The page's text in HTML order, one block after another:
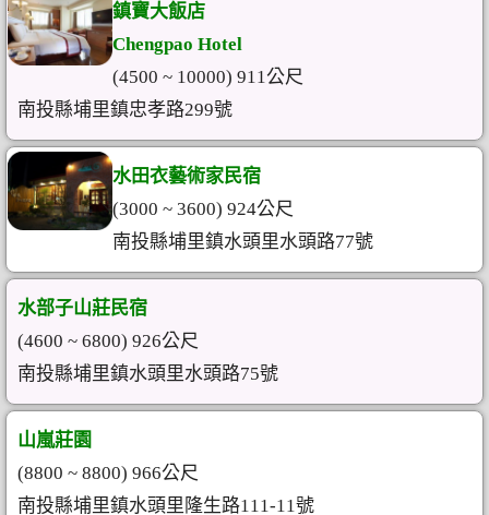
鎮寶大飯店
Chengpao Hotel
(4500 ~ 10000) 911公尺
南投縣埔里鎮忠孝路299號
水田衣藝術家民宿
(3000 ~ 3600) 924公尺
南投縣埔里鎮水頭里水頭路77號
水部子山莊民宿
(4600 ~ 6800) 926公尺
南投縣埔里鎮水頭里水頭路75號
山嵐莊園
(8800 ~ 8800) 966公尺
南投縣埔里鎮水頭里隆生路111-11號